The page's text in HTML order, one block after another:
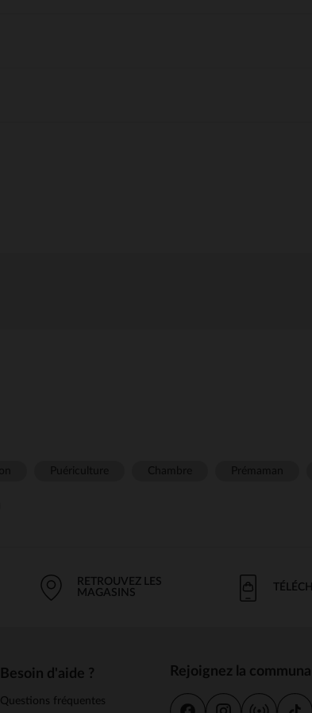
RETROUVEZ LES
MAGASINS
Besoin d'aide ?
Questions fréquentes
Rejoignez la